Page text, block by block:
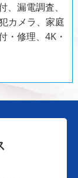
漏電調査、
カメラ、家庭
・修理、4K・